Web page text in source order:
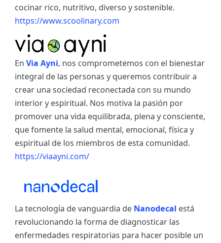
cocinar rico, nutritivo, diverso y sostenible.
https://www.scoolinary.com
En Via Ayni, nos comprometemos con el bienestar
integral de las personas y queremos contribuir a
crear una sociedad reconectada con su mundo
interior y espiritual. Nos motiva la pasión por
promover una vida equilibrada, plena y consciente,
que fomente la salud mental, emocional, física y
espiritual de los miembros de esta comunidad.
https://viaayni.com/
La tecnología de vanguardia de Nanodecal está
revolucionando la forma de diagnosticar las
enfermedades respiratorias para hacer posible un